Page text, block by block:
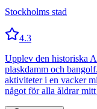
Stockholms stad
4.3
Upplev den historiska
plaskdamm och
aktiviteter i en vacker
något för alla åldrar